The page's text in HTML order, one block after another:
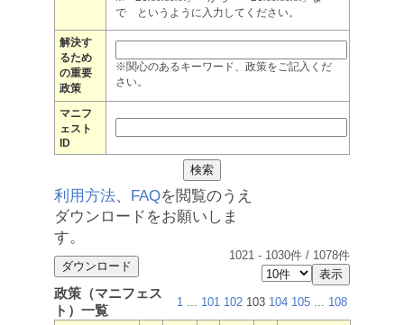
で というように入力してください。
解決す
るため
の重要
政策
※関心のあるキーワード、政策をご記入くだ
さい。
マニフ
ェスト
ID
利用方法、 FAQを閲覧のうえ
ダウンロードをお願いしま
す。
1021 - 1030件 / 1078件
政策（マニフェス
ト）一覧
1 ... 101 102 103 104 105 ... 108